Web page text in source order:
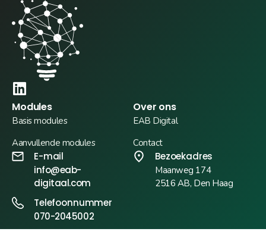
Modules
Basis modules
Aanvullende modules
Over ons
EAB Digital
Contact
E-mail
info@eab-
digitaal.com
Telefoonnummer
070-2045002
Bezoekadres
Maanweg 174
2516 AB, Den Haag